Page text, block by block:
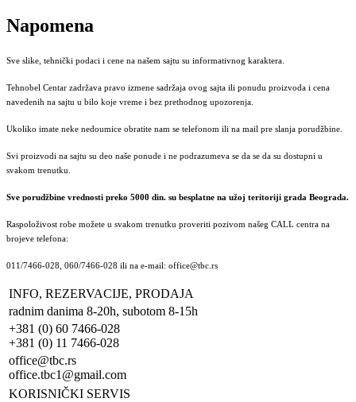
Napomena
Sve slike, tehnički podaci i cene na našem sajtu su informativnog karaktera.
Tehnobel Centar zadržava pravo izmene sadržaja ovog sajta ili ponudu proizvoda i cena
navedenih na sajtu u bilo koje vreme i bez prethodnog upozorenja.
Ukoliko imate neke nedoumice obratite nam se telefonom ili na mail pre slanja porudžbine.
Svi proizvodi na sajtu su deo naše ponude i ne podrazumeva se da se da su dostupni u
svakom trenutku.
Sve porudžbine vrednosti preko 5000 din. su besplatne na užoj teritoriji grada Beograda.
Raspoloživost robe možete u svakom trenutku proveriti pozivom našeg CALL centra na
brojeve telefona:
011/7466-028, 060/7466-028 ili na e-mail: office@tbc.rs
INFO, REZERVACIJE, PRODAJA
radnim danima 8-20h, subotom 8-15h
+381 (0) 60 7466-028
+381 (0) 11 7466-028
office@tbc.rs
office.tbc1@gmail.com
KORISNIČKI SERVIS